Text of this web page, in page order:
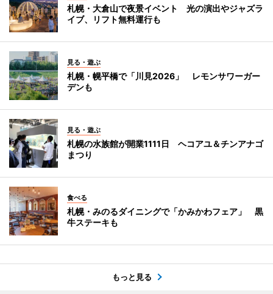
札幌・大倉山で夜景イベント 光の演出やジャズラ
イブ、リフト無料運行も
見る・遊ぶ
札幌・幌平橋で「川見2026」 レモンサワーガー
デンも
見る・遊ぶ
札幌の水族館が開業1111日 ヘコアユ＆チンアナゴ
まつり
食べる
札幌・みのるダイニングで「かみかわフェア」 黒
牛ステーキも
もっと見る